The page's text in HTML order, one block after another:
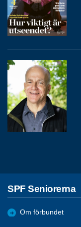
SPF Seniorerna
Om förbundet